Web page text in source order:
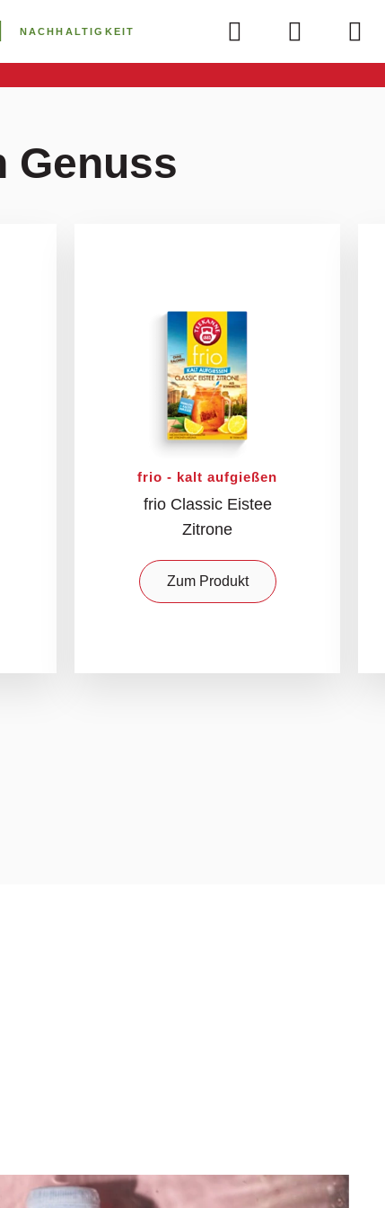
NACHHALTIGKEIT
Genuss
frio - kalt aufgießen
frio Classic Eistee
Zitrone
Zum Produkt